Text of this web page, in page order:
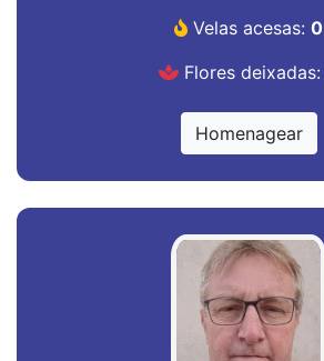
Velas acesas: 0
Flores deixadas:
Homenagear